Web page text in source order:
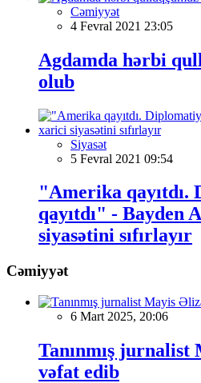
Cəmiyyət
4 Fevral 2021 23:05
Agdamda hərbi
olub
Siyasət
5 Fevral 2021 09:54
"Amerika qayıtdı.
qayıtdı" - Bayden
siyasətini sıfırlayır
Cəmiyyət
6 Mart 2025, 20:06
Tanınmış
vəfat edib